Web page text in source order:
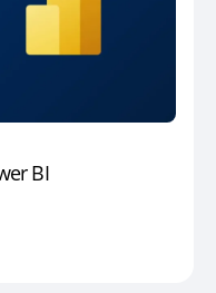
BI